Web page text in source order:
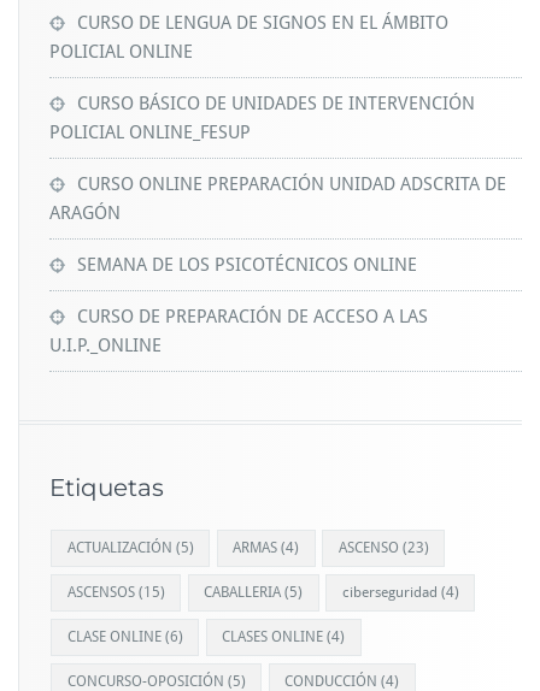
CURSO DE LENGUA DE SIGNOS EN EL ÁMBITO
POLICIAL ONLINE
CURSO BÁSICO DE UNIDADES DE INTERVENCIÓN
POLICIAL ONLINE_FESUP
CURSO ONLINE PREPARACIÓN UNIDAD ADSCRITA DE
ARAGÓN
SEMANA DE LOS PSICOTÉCNICOS ONLINE
CURSO DE PREPARACIÓN DE ACCESO A LAS
U.I.P._ONLINE
Etiquetas
ACTUALIZACIÓN (5) ARMAS (4) ASCENSO (23)
ASCENSOS(15) CABALLERIA (5) ciberseguridad (4)
CLASE ONLINE(6) CLASES ONLINE (4)
CONCURSO-OPOSICIÓN (5) CONDUCCIÓN (4)